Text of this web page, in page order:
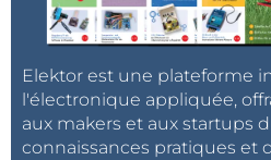
Elektor est une plateforme
l'électronique appliquée,
aux makers et aux startups
connaissances pratiques et